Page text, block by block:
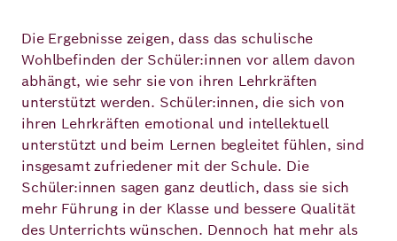
Die Ergebnisse zeigen, dass das schulische
Wohlbefinden der Schüler:innen vor allem davon
abhängt, wie sehr sie von ihren Lehrkräften
unterstützt werden. Schüler:innen, die sich von
ihren Lehrkräften emotional und intellektuell
unterstützt und beim Lernen begleitet fühlen, sind
insgesamt zufriedener mit der Schule. Die
Schüler:innen sagen ganz deutlich, dass sie sich
mehr Führung in der Klasse und bessere Qualität
des Unterrichts wünschen. Dennoch hat mehr als